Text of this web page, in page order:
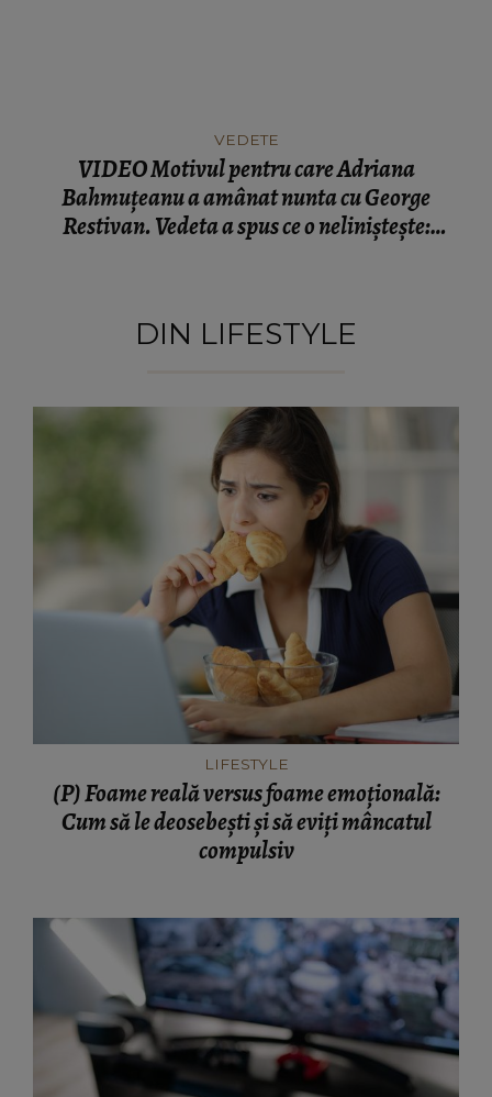
Restivan. Vedeta a spus ce o neliniștește:
“Vreau să am şi eu satisfacția asta.”
DIN LIFESTYLE
LIFESTYLE
(P) Foame reală versus foame emoțională:
Cum să le deosebești și să eviți mâncatul
compulsiv